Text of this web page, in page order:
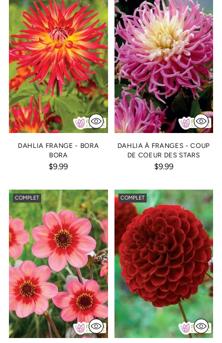
DAHLIA FRANGE - BORA
BORA
$9.99
DAHLIA À FRANGES - COUP
DE COEUR DES STARS
$9.99
COMPLET COMPLET